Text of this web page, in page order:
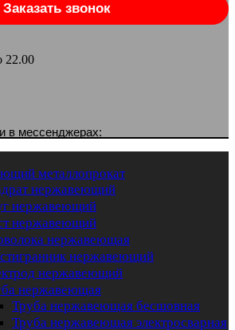
Заказать звонок
22.00
в мессенджерах:
металлопрокат
нержавеющий
нержавеющий
нержавеющий
нержавеющая
нержавеющий
нержавеющий
нержавеющая
Труба нержавеющая бесшовная
Труба нержавеющая электросварная